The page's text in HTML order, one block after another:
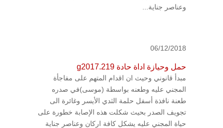
وعناصر جناية...
06/12/2018
حمل وحيازة اداة حادة g2017.219
مبدأ قانوني وحيث ان اقدام المتهم على مفاجأة
المجني عليه وطعنه بواسطة (موسى)في صدره
طعنة نافذة أسفل حلمة الثدي الأيسر وغائرة الى
تجويف الصدر بحيث شكلت هذه الإصابة خطورة على
حياة المجني عليه يشكل كافة اركان وعناصر جناية